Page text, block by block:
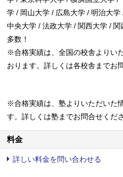
学 / 岡山大学 / 広島大学 / 明治大
中央大学 / 法政大学 / 関西大学 /
多数！
※合格実績は、全国の校舎よりい
おります。詳しくは各校舎までお
※合格実績は、塾よりいただいた
す。詳しくは塾までお問合せくださ
料金
詳しい料金を問い合わせる